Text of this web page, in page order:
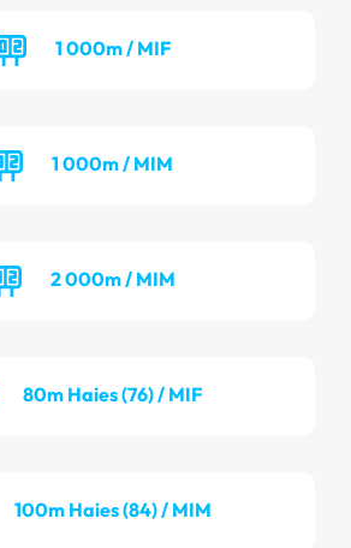
1 000m / MIF
1 000m / MIM
2 000m / MIM
80m Haies (76) / MIF
100m Haies (84) / MIM